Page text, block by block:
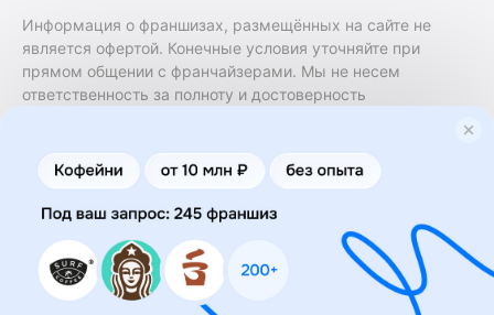
Информация о франшизах, размещённых на сайте не
является офертой. Конечные условия уточняйте при
прямом общении с франчайзерами. Мы не несем
ответственность за полноту и достоверность
финансовые услуги. Заключение договоров
коммерческой концессии (франчайзинга) осуществляется
правообладателями/их представителями. Бизнесменс.ру
не является посредником или представителем
правообладателя и не несет ответственность за условия
предоставления франшизы и действия лиц,
осуществленные на основании информации, имеющейся